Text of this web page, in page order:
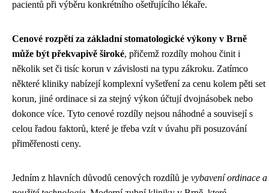
pacientů při výběru konkrétního ošetřujícího lékaře.
Cenové rozpětí za základní stomatologické výkony v Brně
může být překvapivě široké, přičemž rozdíly mohou činit i
několik set či tisíc korun v závislosti na typu zákroku. Zatímco
některé kliniky nabízejí komplexní vyšetření za cenu kolem pěti set
korun, jiné ordinace si za stejný výkon účtují dvojnásobek nebo
dokonce více. Tyto cenové rozdíly nejsou náhodné a souvisejí s
celou řadou faktorů, které je třeba vzít v úvahu při posuzování
přiměřenosti ceny.
Jedním z hlavních důvodů cenových rozdílů je vybavení ordinace a